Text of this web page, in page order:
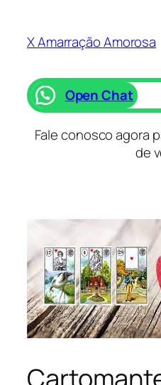
X Amarração Amorosa
Open Chat
Fale conosco agora
de